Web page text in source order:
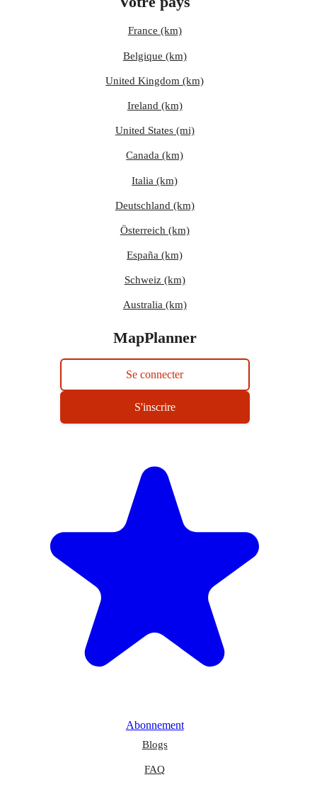
France (km)
Belgique (km)
United Kingdom (km)
Ireland (km)
United States (mi)
Canada (km)
Italia (km)
Deutschland (km)
Österreich (km)
España (km)
Schweiz (km)
Australia (km)
MapPlanner
Se connecter
S'inscrire
Abonnement
Blogs
FAQ